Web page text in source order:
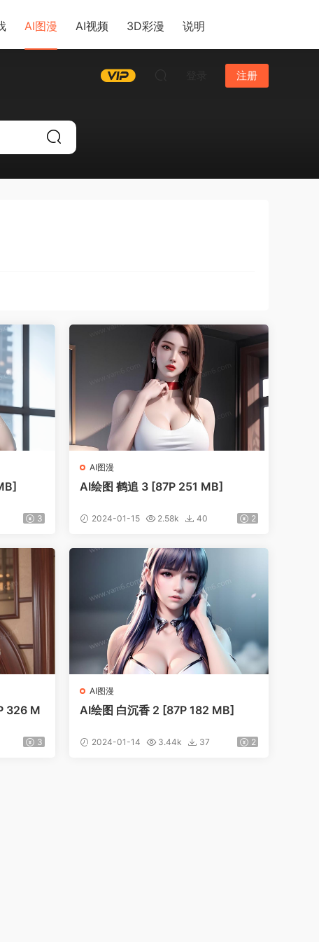
AI图漫 AI视频 3D彩漫 说明
注册
3
AI图漫
‎AI绘图 鹤追 3 [87P 251 MB]
2024-01-15 2.58k 40 2
326 M
3
AI图漫
AI绘图 白沉香 2 [87P 182 MB]
2024-01-14 3.44k 37 2